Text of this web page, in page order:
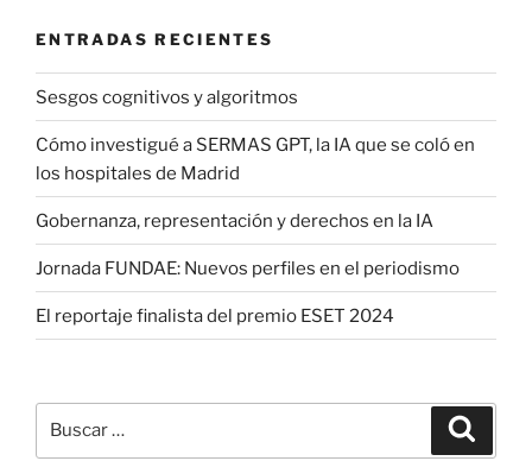
ENTRADAS RECIENTES
Sesgos cognitivos y algoritmos
Cómo investigué a SERMAS GPT, la IA que se coló en
los hospitales de Madrid
Gobernanza, representación y derechos en la IA
Jornada FUNDAE: Nuevos perfiles en el periodismo
El reportaje finalista del premio ESET 2024
por: